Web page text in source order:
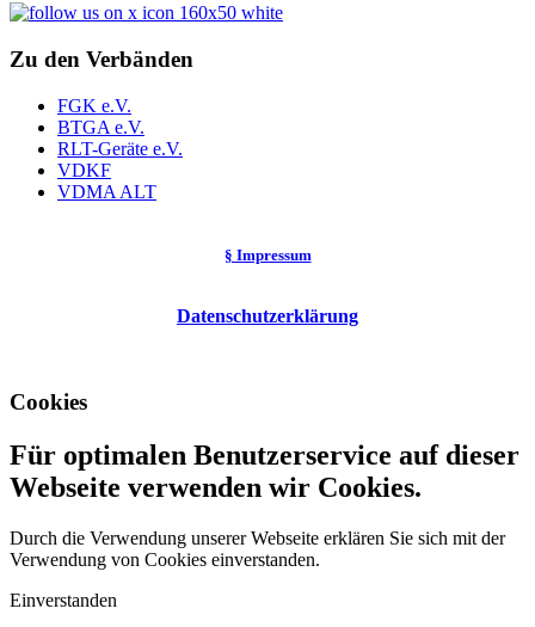
Zu den Verbänden
FGK e.V.
BTGA e.V.
RLT-Geräte e.V.
VDKF
VDMA ALT
§ Impressum
Datenschutzerklärung
Cookies
Für optimalen Benutzerservice auf dieser
Webseite verwenden wir Cookies.
Durch die Verwendung unserer Webseite erklären Sie sich mit der
Verwendung von Cookies einverstanden.
Einverstanden